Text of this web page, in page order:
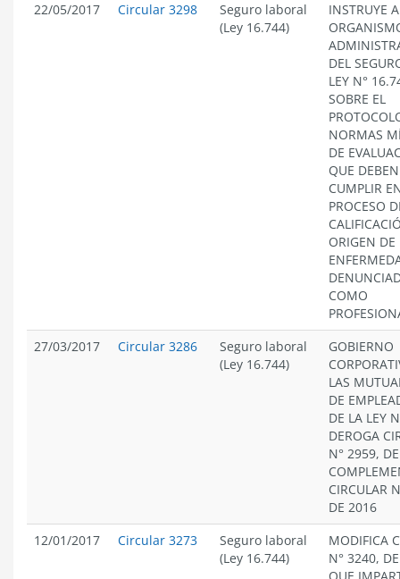
22/05/2017
Circular 3298
Seguro laboral
(Ley 16.744)
INSTRUYE
DEL
LEY N°
SOBRE EL
NORMAS
DE
QUE DEBEN
CUMPLIR
PROCESO
ORIGEN DE
COMO
27/03/2017
Circular 3286
Seguro laboral
(Ley 16.744)
GOBIERNO
LAS
DE
DE LA LEY
DEROGA
N° 2959,
CIRCULAR
DE 2016
12/01/2017
Circular 3273
Seguro laboral
(Ley 16.744)
MODIFICA
N° 3240,